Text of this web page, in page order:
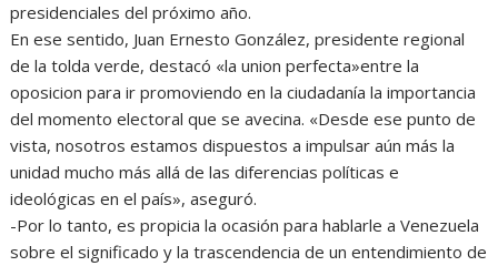
presidenciales del próximo año.
En ese sentido, Juan Ernesto González, presidente regional
de la tolda verde, destacó «la union perfecta»entre la
oposicion para ir promoviendo en la ciudadanía la importancia
del momento electoral que se avecina. «Desde ese punto de
vista, nosotros estamos dispuestos a impulsar aún más la
unidad mucho más allá de las diferencias políticas e
ideológicas en el país», aseguró.
-Por lo tanto, es propicia la ocasión para hablarle a Venezuela
sobre el significado y la trascendencia de un entendimiento de